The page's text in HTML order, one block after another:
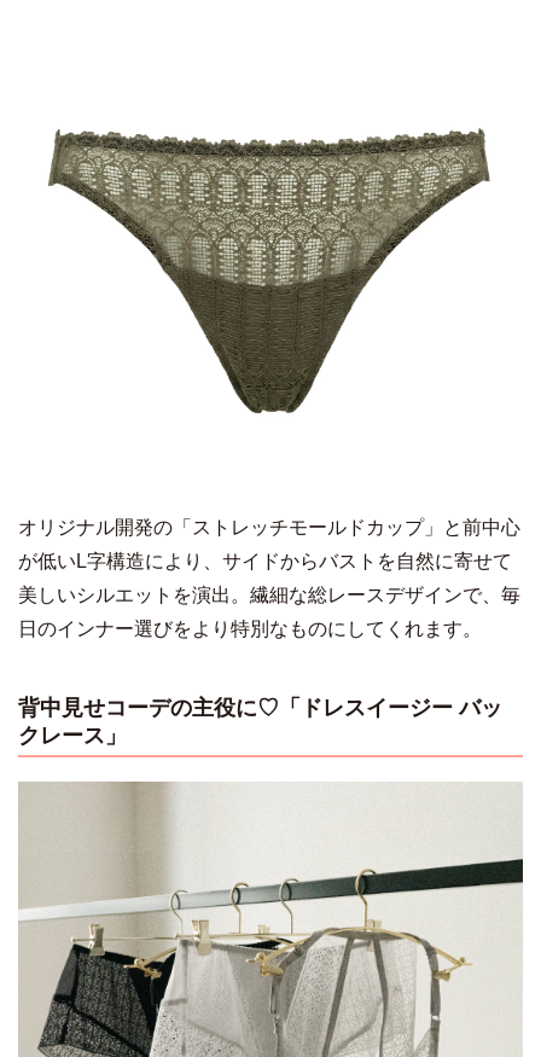
オリジナル開発の「ストレッチモールドカップ」と前中心
が低いL字構造により、サイドからバストを自然に寄せて
美しいシルエットを演出。繊細な総レースデザインで、毎
日のインナー選びをより特別なものにしてくれます。
背中見せコーデの主役に♡「ドレスイージー バッ
クレース」